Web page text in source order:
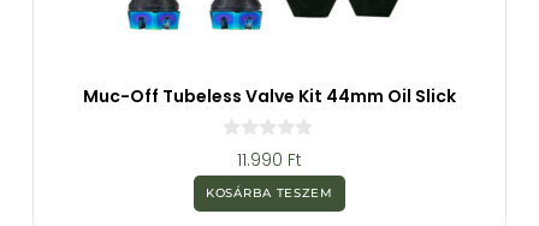
Muc-Off Tubeless Valve Kit 44mm Oil Slick
z
5
11.990 Ft
KOSÁRBA TESZEM